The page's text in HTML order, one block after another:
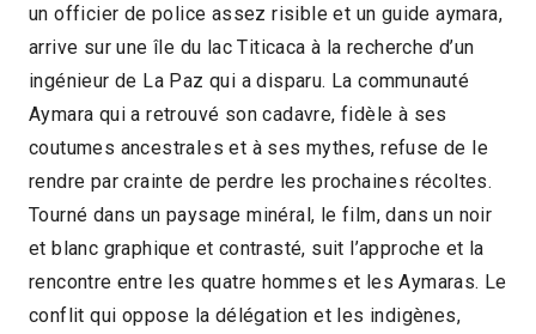
2021 > Compétition Long-métrage de fiction
2020
un officier de police assez risible et un guide aymara,
arrive sur une île du lac Titicaca à la recherche d’un
ingénieur de La Paz qui a disparu. La communauté
Aymara qui a retrouvé son cadavre, fidèle à ses
coutumes ancestrales et à ses mythes, refuse de le
rendre par crainte de perdre les prochaines récoltes.
Tourné dans un paysage minéral, le film, dans un noir
et blanc graphique et contrasté, suit l’approche et la
rencontre entre les quatre hommes et les Aymaras. Le
conflit qui oppose la délégation et les indigènes,